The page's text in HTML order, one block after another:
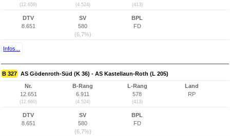
(12.659) (4.524) (413)
DTV
8.651
SV
580
(6,7%)
BPL
FD
Infos...
B 327 AS Gödenroth-Süd (K 36) - AS Kastellaun-Roth (L 205)
Nr.
12.651
(12.660)
B-Rang
6.911
(4.524)
L-Rang
578
(413)
Land
RP
DTV
8.651
SV
580
(6,7%)
BPL
FD